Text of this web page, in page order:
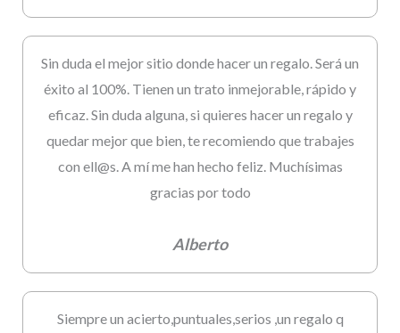
Sin duda el mejor sitio donde hacer un regalo. Será un
éxito al 100%. Tienen un trato inmejorable, rápido y
eficaz. Sin duda alguna, si quieres hacer un regalo y
quedar mejor que bien, te recomiendo que trabajes
con ell@s. A mí me han hecho feliz. Muchísimas
gracias por todo
Alberto
Siempre un acierto,puntuales,serios ,un regalo q